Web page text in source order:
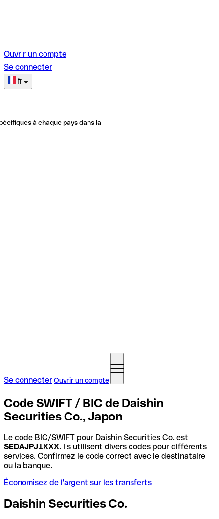
Ouvrir un compte
Se connecter
fr
à chaque pays dans la
Se connecterOuvrir un compte
Code SWIFT / BIC de Daishin
Securities Co., Japon
Le code BIC/SWIFT pour Daishin Securities Co. est
SEDAJPJ1XXX. Ils utilisent divers codes pour différents
services. Confirmez le code correct avec le destinataire
ou la banque.
Économisez de l'argent sur les transferts
Daishin Securities Co.